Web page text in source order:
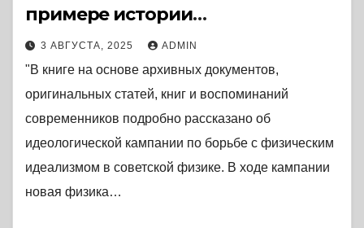
примере истории
противостояния в советской
физике). (2017) * Книга
3 АВГУСТА, 2025 ADMIN
"В книге на основе архивных документов,
оригинальных статей, книг и воспоминаний
современников подробно рассказано об
идеологической кампании по борьбе с физическим
идеализмом в советской физике. В ходе кампании
новая физика…